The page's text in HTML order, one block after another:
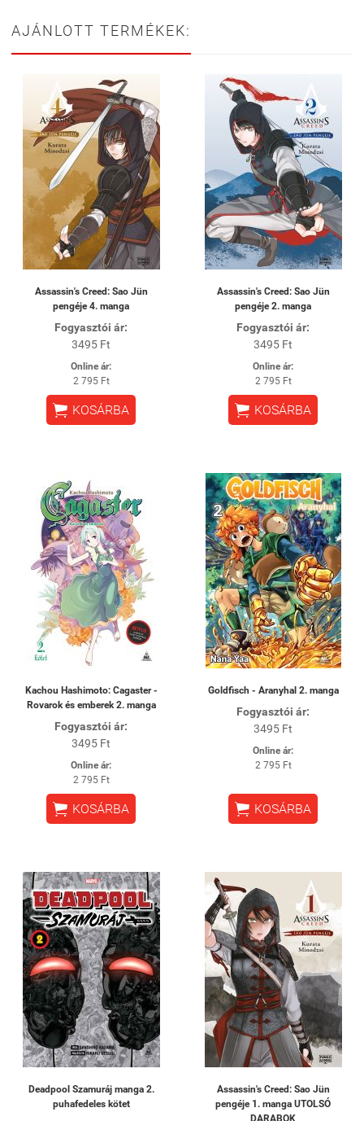
AJÁNLOTT TERMÉKEK:
Assassin's Creed: Sao Jün
pengéje 4. manga
Fogyasztói ár:
3495 Ft
Online ár:
2 795 Ft
 KOSÁRBA
Assassin's Creed: Sao Jün
pengéje 2. manga
Fogyasztói ár:
3495 Ft
Online ár:
2 795 Ft
 KOSÁRBA
Kachou Hashimoto: Cagaster -
Rovarok és emberek 2. manga
Fogyasztói ár:
3495 Ft
Online ár:
2 795 Ft
 KOSÁRBA
Goldfisch - Aranyhal 2. manga
Fogyasztói ár:
3495 Ft
Online ár:
2 795 Ft
 KOSÁRBA
Deadpool Szamuráj manga 2.
puhafedeles kötet
Assassin's Creed: Sao Jün
pengéje 1. manga UTOLSÓ
DARABOK